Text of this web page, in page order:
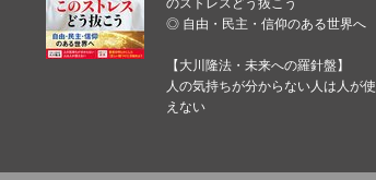
◎ 自由・民主・信仰のある世界へ
【大川隆法・未来への羅針盤】
人の気持ちが分からない人は人が使
えない